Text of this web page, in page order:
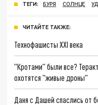
ТЕГИ: БУРЯ СОЛНЦЕ
ЧИТАЙТЕ ТАКЖЕ:
Технофашисты XXI века
"Кротами" были все?
охотятся "живые дроны"
Даня с Дашей спаслись от